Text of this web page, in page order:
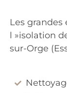
Les
l »isolation
sur-Orge